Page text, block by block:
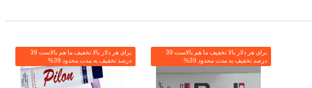
برای هر دلار بالا تخفیف ما هم بالاست 39
درصد تخفیف به مدت محدود 39%
برای هر دلار بالا تخفیف ما هم بالاست 39
درصد تخفیف به مدت محدود 39%